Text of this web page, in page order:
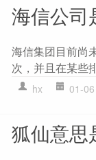
海信公司
海信集团目前尚
次，并且在某些
hx 01-06
狐仙意思